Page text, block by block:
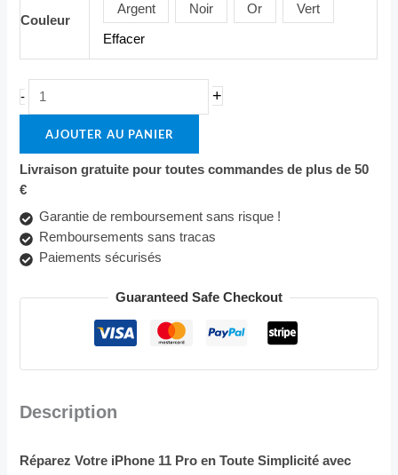
Couleur
Argent Noir Or Vert
Effacer
- +
AJOUTER AU PANIER
Livraison gratuite pour toutes commandes de plus de 50
€
Garantie de remboursement sans risque !
Remboursements sans tracas
Paiements sécurisés
Guaranteed Safe Checkout
Description
Réparez Votre iPhone 11 Pro en Toute Simplicité avec